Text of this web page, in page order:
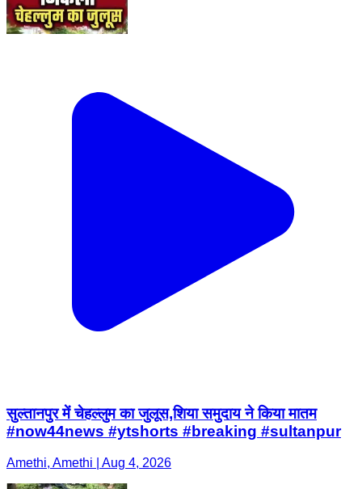
सुल्तानपुर में चेहल्लुम का जुलूस,शिया समुदाय ने किया मातम
#now44news #ytshorts #breaking #sultanpur
Amethi, Amethi | Aug 4, 2026